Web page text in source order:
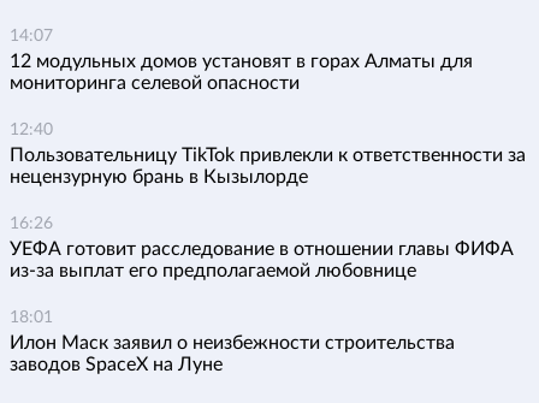
14:07
12 модульных домов установят в горах Алматы для
мониторинга селевой опасности
12:40
Пользовательницу TikTok привлекли к ответственности за
нецензурную брань в Кызылорде
16:26
УЕФА готовит расследование в отношении главы ФИФА
из-за выплат его предполагаемой любовнице
18:01
Илон Маск заявил о неизбежности строительства
заводов SpaceX на Луне